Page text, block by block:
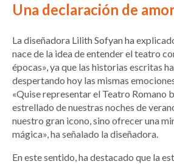
Una declaración de
La diseñadora Lilith Sofyan ha
nace de la idea de entender el teatro
épocas», ya que las historias escritas
despertando hoy las mismas
«Quise representar el Teatro Romano
estrellado de nuestras noches de
nuestro gran icono, sino ofrecer una
mágica», ha señalado la diseñadora.
En este sentido, ha destacado que la